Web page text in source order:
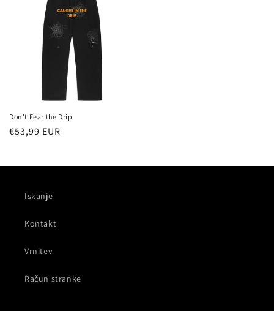
Don't Fear the Drip
Redna
€53,99 EUR
Iskanje
Kontakt
Vrnitev
Račun stranke